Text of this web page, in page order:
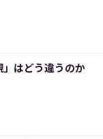
」はどう違うのか